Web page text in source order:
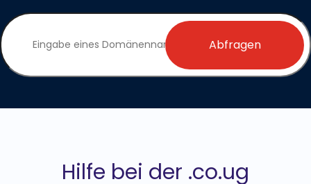
Abfragen
Hilfe bei der .co.ug